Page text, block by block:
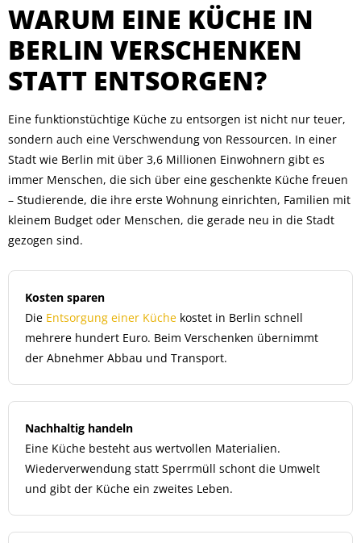
WARUM EINE KÜCHE IN
BERLIN VERSCHENKEN
STATT ENTSORGEN?
Eine funktionstüchtige Küche zu entsorgen ist nicht nur teuer,
sondern auch eine Verschwendung von Ressourcen. In einer
Stadt wie Berlin mit über 3,6 Millionen Einwohnern gibt es
immer Menschen, die sich über eine geschenkte Küche freuen
– Studierende, die ihre erste Wohnung einrichten, Familien mit
kleinem Budget oder Menschen, die gerade neu in die Stadt
gezogen sind.
Kosten sparen
Die Entsorgung einer Küche kostet in Berlin schnell
mehrere hundert Euro. Beim Verschenken übernimmt
der Abnehmer Abbau und Transport.
Nachhaltig handeln
Eine Küche besteht aus wertvollen Materialien.
Wiederverwendung statt Sperrmüll schont die Umwelt
und gibt der Küche ein zweites Leben.